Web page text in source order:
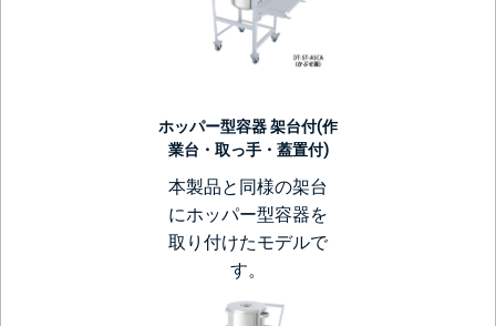
ホッパー型容器 架台付(作
業台・取っ手・蓋置付)
本製品と同様の架台
にホッパー型容器を
取り付けたモデルで
す。